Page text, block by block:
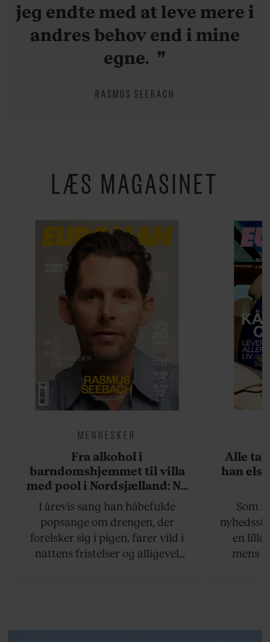
jeg endte med at leve mere i
andres behov end i mine
egne.
RASMUS SEEBACH
LÆS MAGASINET
MENNESKER
Fra alkohol i
barndomshjemmet til villa
med pool i Nordsjælland: Nu
skal du høre sandheden om
Rasmus Seebach
I årevis sang han håbefulde
popsange om drengen, der
forelsker sig i pigen, farer vild i
nattens fristelser og alligevel
Alle
han
Som
en lille
mens